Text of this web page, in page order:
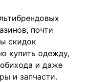
почти
скидок
купить одежду,
и даже
и запчасти.